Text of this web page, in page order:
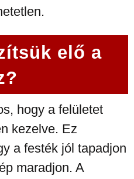
elő a
hogy a felületet
kezelve. Ez
a festék jól tapadjon
maradjon. A